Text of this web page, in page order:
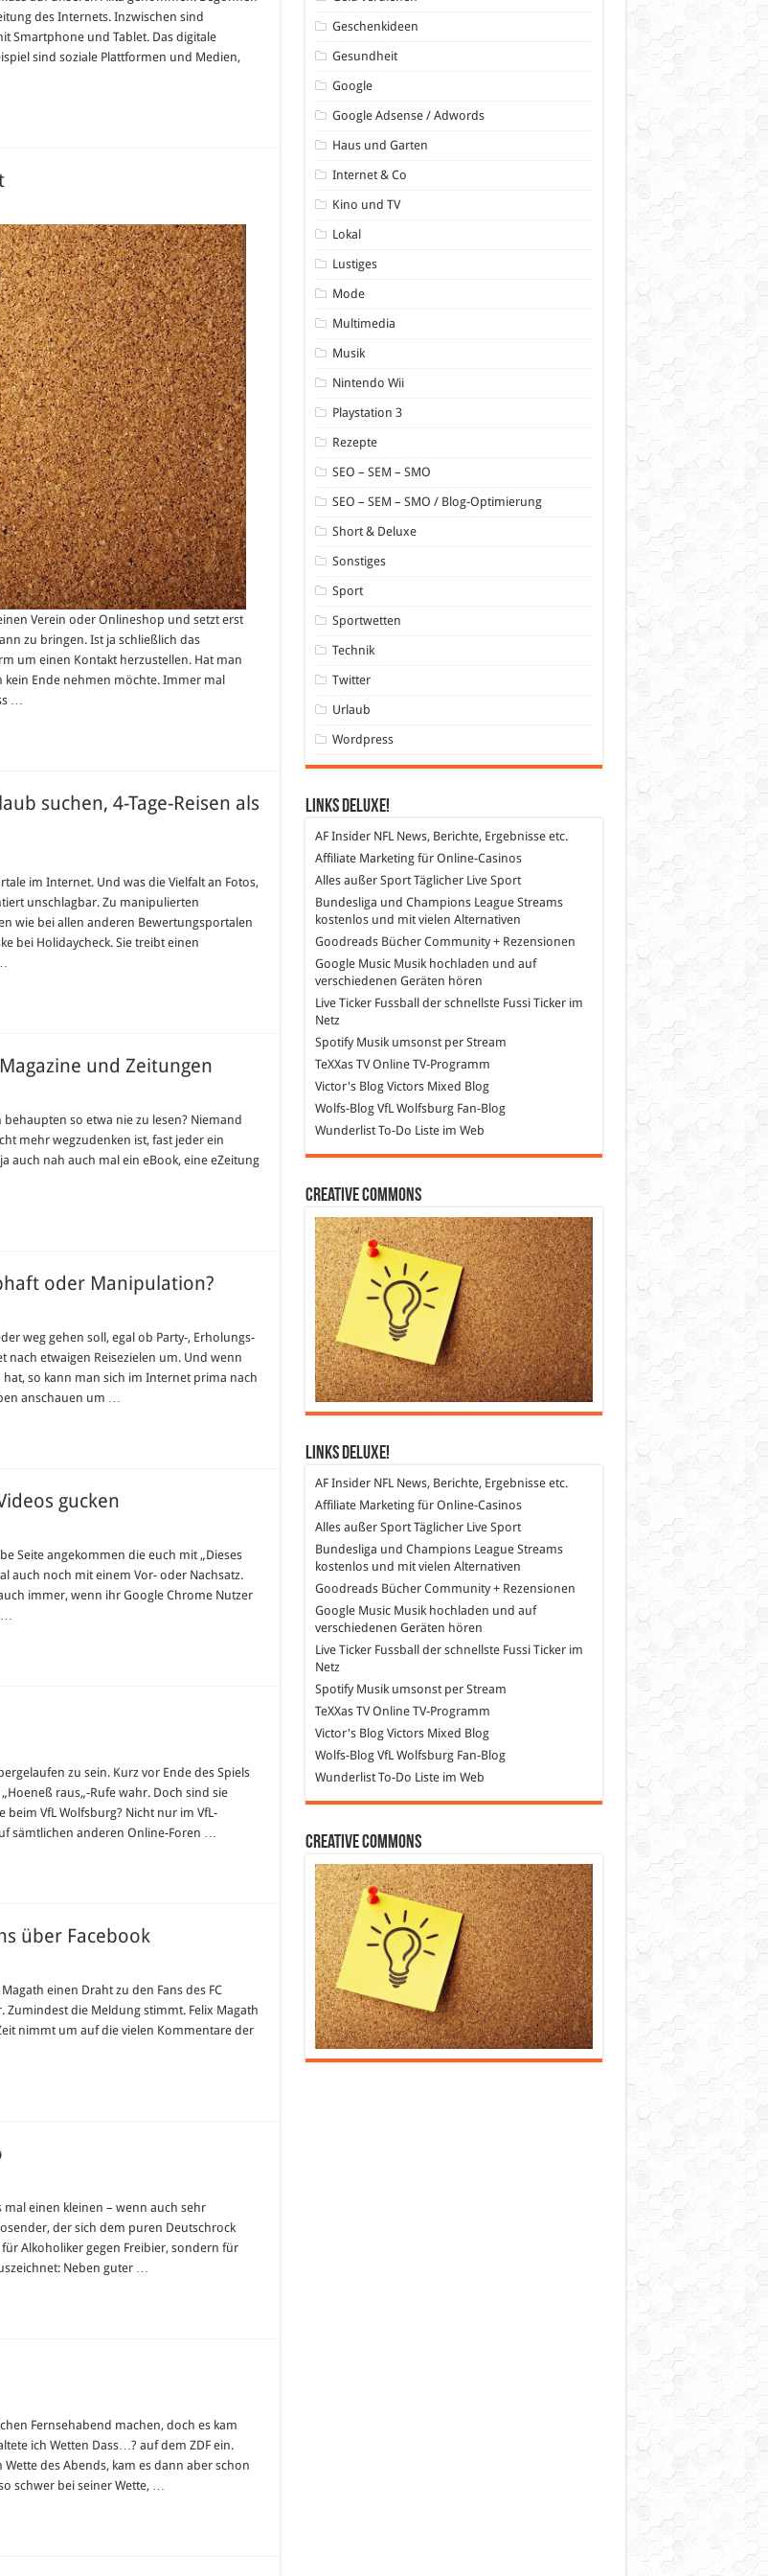
des Internets. Inzwischen sind
Smartphone und Tablet. Das digitale
sind soziale Plattformen und Medien,
Verein oder Onlineshop und setzt erst
zu bringen. Ist ja schließlich das
um einen Kontakt herzustellen. Hat man
Ende nehmen möchte. Immer mal
…
suchen, 4-Tage-Reisen als
im Internet. Und was die Vielfalt an Fotos,
unschlagbar. Zu manipulierten
wie bei allen anderen Bewertungsportalen
bei Holidaycheck. Sie treibt einen
und Zeitungen
so etwa nie zu lesen? Niemand
mehr wegzudenken ist, fast jeder ein
auch nah auch mal ein eBook, eine eZeitung
oder Manipulation?
weg gehen soll, egal ob Party-, Erholungs-
etwaigen Reisezielen um. Und wenn
so kann man sich im Internet prima nach
anschauen um …
gucken
Seite angekommen die euch mit „Dieses
auch noch mit einem Vor- oder Nachsatz.
immer, wenn ihr Google Chrome Nutzer
…
zu sein. Kurz vor Ende des Spiels
raus„-Rufe wahr. Doch sind sie
VfL Wolfsburg? Nicht nur im VfL-
sämtlichen anderen Online-Foren …
über Facebook
einen Draht zu den Fans des FC
Zumindest die Meldung stimmt. Felix Magath
nimmt um auf die vielen Kommentare der
einen kleinen – wenn auch sehr
der sich dem puren Deutschrock
Alkoholiker gegen Freibier, sondern für
Neben guter …
Fernsehabend machen, doch es kam
ich Wetten Dass…? auf dem ZDF ein.
des Abends, kam es dann aber schon
schwer bei seiner Wette, …
Geschenkideen
Gesundheit
Google
Google Adsense / Adwords
Haus und Garten
Internet & Co
Kino und TV
Lokal
Lustiges
Mode
Multimedia
Musik
Nintendo Wii
Playstation 3
Rezepte
SEO – SEM – SMO
SEO – SEM – SMO / Blog-Optimierung
Short & Deluxe
Sonstiges
Sport
Sportwetten
Technik
Twitter
Urlaub
Wordpress
Links DeLuXe!
AF InsiderNFL News, Berichte, Ergebnisse etc.
Affiliate Marketingfür Online-Casinos
Alles außer SportTäglicher Live Sport
Bundesliga und Champions League Streams
kostenlos und mit vielen Alternativen
GoodreadsBücher Community + Rezensionen
Google MusicMusik hochladen und auf
verschiedenen Geräten hören
Live Ticker Fussball
der schnellste Fussi Ticker im
Netz
SpotifyMusik umsonst per Stream
TeXXas TVOnline TV-Programm
Victor's BlogVictors Mixed Blog
Wolfs-BlogVfL Wolfsburg Fan-Blog
WunderlistTo-Do Liste im Web
Creative Commons
Links DeLuXe!
AF InsiderNFL News, Berichte, Ergebnisse etc.
Affiliate Marketingfür Online-Casinos
Alles außer SportTäglicher Live Sport
Bundesliga und Champions League Streams
kostenlos und mit vielen Alternativen
GoodreadsBücher Community + Rezensionen
Google MusicMusik hochladen und auf
verschiedenen Geräten hören
Live Ticker Fussball
der schnellste Fussi Ticker im
Netz
SpotifyMusik umsonst per Stream
TeXXas TVOnline TV-Programm
Victor's BlogVictors Mixed Blog
Wolfs-BlogVfL Wolfsburg Fan-Blog
WunderlistTo-Do Liste im Web
Creative Commons